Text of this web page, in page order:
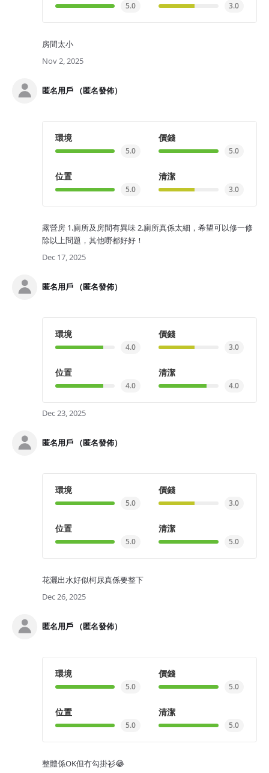
5.0 3.0
房間太小
Nov 2, 2025
匿名用戶 （匿名發佈）
環境
5.0
價錢
5.0
位置
5.0
清潔
3.0
露營房 1.廁所及房間有異味 2.廁所真係太細，希望可以修一修
除以上問題，其他嘢都好好！
Dec 17, 2025
匿名用戶 （匿名發佈）
環境
4.0
價錢
3.0
位置
4.0
清潔
4.0
Dec 23, 2025
匿名用戶 （匿名發佈）
環境
5.0
價錢
3.0
位置
5.0
清潔
5.0
花灑出水好似柯尿真係要整下
Dec 26, 2025
匿名用戶 （匿名發佈）
環境
5.0
價錢
5.0
位置
5.0
清潔
5.0
整體係OK但冇勾掛衫😂